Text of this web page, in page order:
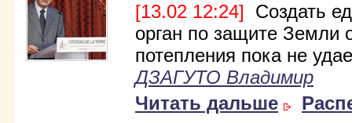
[13.02 12:24] Создать
орган по защите Земли
потепления пока не
ДЗАГУТО Владимир
Читать дальше